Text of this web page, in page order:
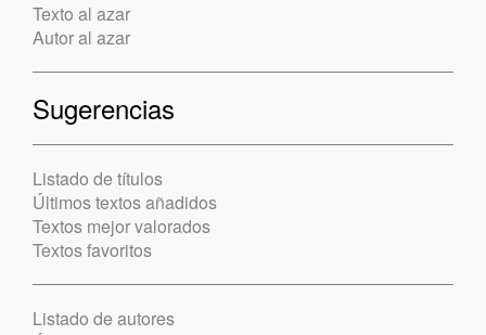
Texto al azar
Autor al azar
Sugerencias
Listado de títulos
Últimos textos añadidos
Textos mejor valorados
Textos favoritos
Listado de autores